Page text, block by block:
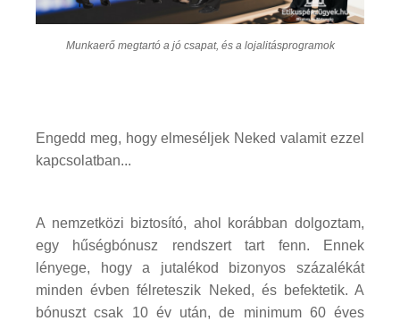
Munkaerő megtartó a jó csapat, és a lojalitásprogramok
Engedd meg, hogy elmeséljek Neked valamit ezzel
kapcsolatban...
A nemzetközi biztosító, ahol korábban dolgoztam,
egy hűségbónusz rendszert tart fenn. Ennek
lényege, hogy a jutalékod bizonyos százalékát
minden évben félreteszik Neked, és befektetik. A
bónuszt csak 10 év után, de minimum 60 éves